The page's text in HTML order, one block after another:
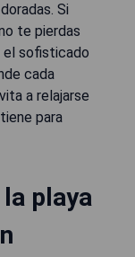
Si
te pierdas
sofisticado
cada
a relajarse
para
playa